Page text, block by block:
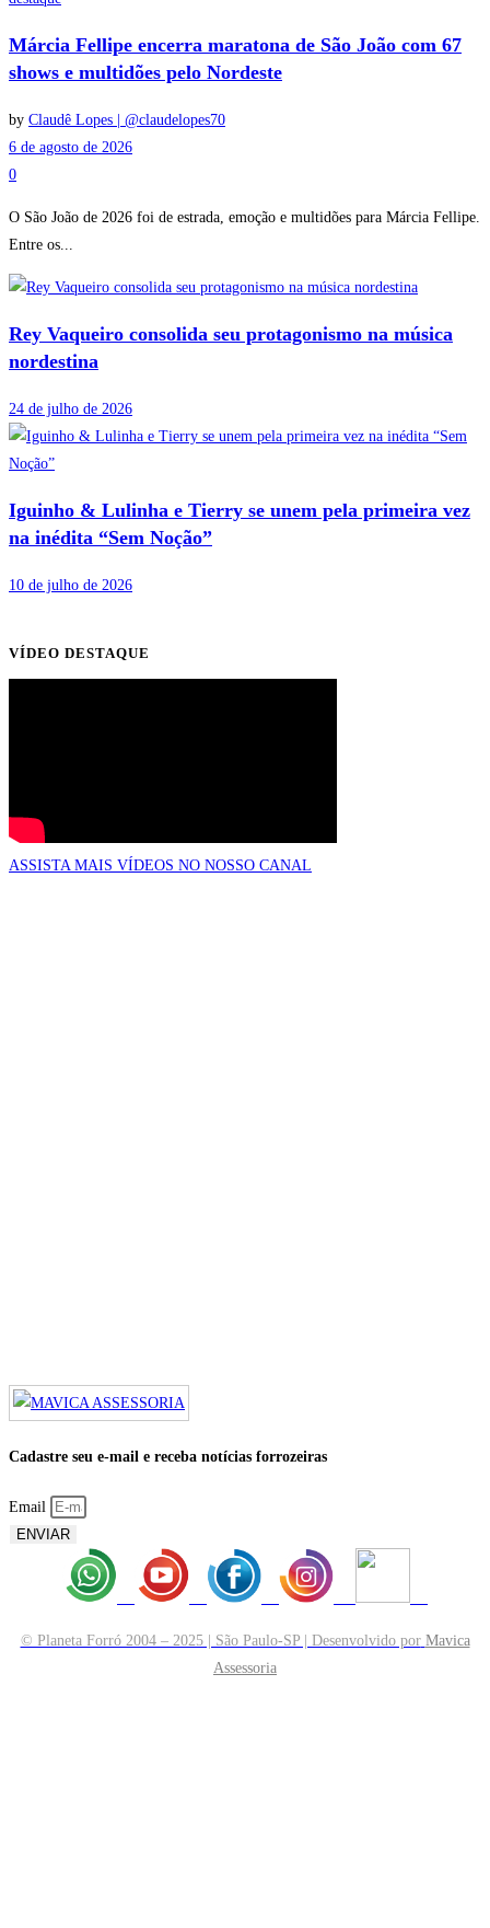
Márcia Fellipe encerra maratona de São João com 67
shows e multidões pelo Nordeste
by Claudê Lopes | @claudelopes70
6 de agosto de 2026
0
O São João de 2026 foi de estrada, emoção e multidões para Márcia Fellipe.
Entre os...
Rey Vaqueiro consolida seu protagonismo na música
nordestina
24 de julho de 2026
Iguinho & Lulinha e Tierry se unem pela primeira vez
na inédita “Sem Noção”
10 de julho de 2026
VÍDEO DESTAQUE
ASSISTA MAIS VÍDEOS NO NOSSO CANAL
Cadastre seu e-mail e receba notícias forrozeiras
Email
ENVIAR
© Planeta Forró 2004 – 2025 | São Paulo-SP | Desenvolvido por Mavica
Assessoria